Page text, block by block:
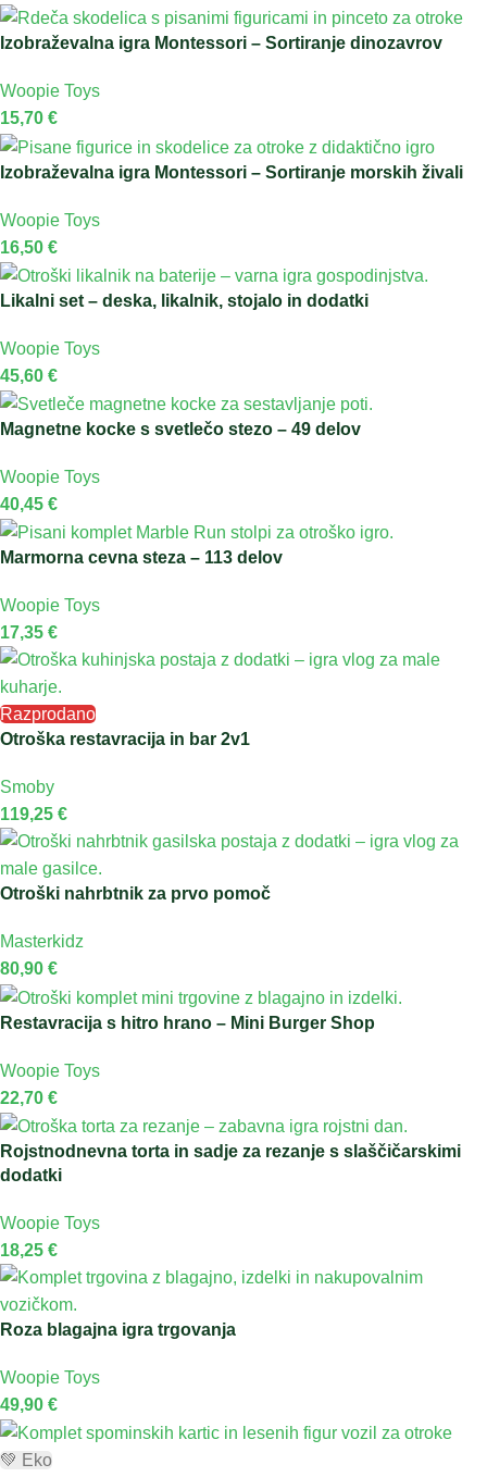
Izobraževalna igra Montessori – Sortiranje dinozavrov
Woopie Toys
15,70 €
Izobraževalna igra Montessori – Sortiranje morskih živali
Woopie Toys
16,50 €
Likalni set – deska, likalnik, stojalo in dodatki
Woopie Toys
45,60 €
Magnetne kocke s svetlečo stezo – 49 delov
Woopie Toys
40,45 €
Marmorna cevna steza – 113 delov
Woopie Toys
17,35 €
Razprodano
Otroška restavracija in bar 2v1
Smoby
119,25 €
Otroški nahrbtnik za prvo pomoč
Masterkidz
80,90 €
Restavracija s hitro hrano – Mini Burger Shop
Woopie Toys
22,70 €
Rojstnodnevna torta in sadje za rezanje s slaščičarskimi
dodatki
Woopie Toys
18,25 €
Roza blagajna igra trgovanja
Woopie Toys
49,90 €
💚 Eko